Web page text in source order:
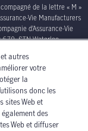
de la lettre « M »
Vie Manufacturers
d’Assurance-Vie
670, STN Waterloo,
avec l’un des
d’assurance autorisé si
autres
votre
la
donc les
sites Web et
des
Web et diffuser